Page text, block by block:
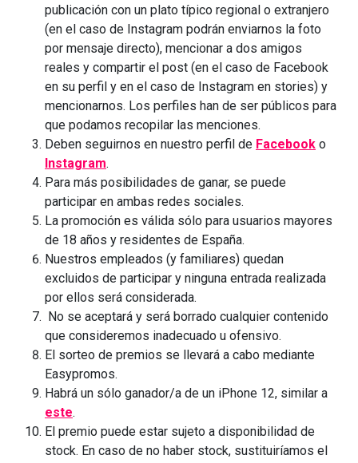
publicación con un plato típico regional o extranjero
(en el caso de Instagram podrán enviarnos la foto
por mensaje directo), mencionar a dos amigos
reales y compartir el post (en el caso de Facebook
en su perfil y en el caso de Instagram en stories) y
mencionarnos. Los perfiles han de ser públicos para
que podamos recopilar las menciones.
Deben seguirnos en nuestro perfil de Facebook o
Instagram.
Para más posibilidades de ganar, se puede
participar en ambas redes sociales.
La promoción es válida sólo para usuarios mayores
de 18 años y residentes de España.
Nuestros empleados (y familiares) quedan
excluidos de participar y ninguna entrada realizada
por ellos será considerada.
No se aceptará y será borrado cualquier contenido
que consideremos inadecuado u ofensivo.
El sorteo de premios se llevará a cabo mediante
Easypromos.
Habrá un sólo ganador/a de un iPhone 12, similar a
este.
El premio puede estar sujeto a disponibilidad de
stock. En caso de no haber stock, sustituiríamos el